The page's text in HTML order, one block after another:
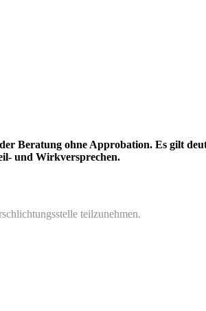
Beratung ohne Approbation. Es gilt
und Wirkversprechen.
teilzunehmen.